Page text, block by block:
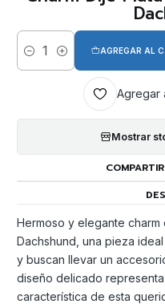
Cantidad
AGREGAR AL
Agregar
Mostrar
Hermoso y elegante
Dachshund, una pieza
y buscan llevar un
diseño delicado
característica de esta